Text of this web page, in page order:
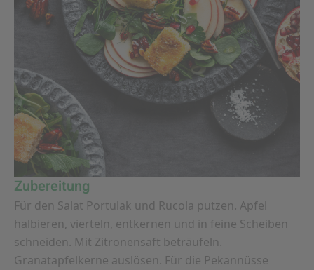
Zubereitung
Für den Salat Portulak und Rucola putzen. Apfel
halbieren, vierteln, entkernen und in feine Scheiben
schneiden. Mit Zitronensaft beträufeln.
Granatapfelkerne auslösen. Für die Pekannüsse